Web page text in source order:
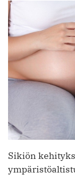
Sikiön